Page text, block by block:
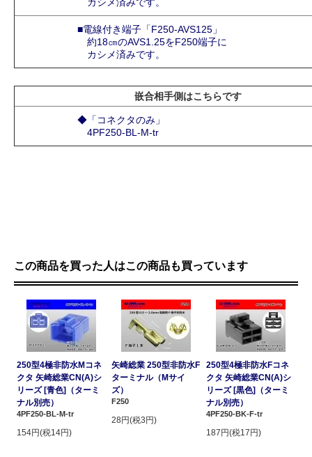
■電線付き端子「F250-AVS125」
約18㎝のAVS1.25をF250端子に
カシメ済みです。
嵌合相手側はこちらです
◆「コネクタのみ」
4PF250-BL-M-tr
この商品を買った人はこの商品も買っています
250型4極非防水Mコネ
クタ 矢崎総業CN(A)シ
リーズ [青色]（ターミ
ナル別売）
4PF250-BL-M-tr
154円(税14円)
矢崎総業 250型非防水F
ターミナル（Mサイ
ズ）
F250
28円(税3円)
250型4極非防水Fコネ
クタ 矢崎総業CN(A)シ
リーズ [黒色]（ターミ
ナル別売）
4PF250-BK-F-tr
187円(税17円)